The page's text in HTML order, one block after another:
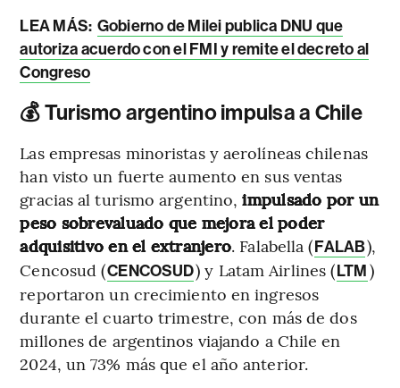
LEA MÁS: Gobierno de Milei publica DNU que
autoriza acuerdo con el FMI y remite el decreto al
Congreso
💰 Turismo argentino impulsa a Chile
Las empresas minoristas y aerolíneas chilenas
han visto un fuerte aumento en sus ventas
gracias al turismo argentino,impulsado por un
peso sobrevaluado que mejora el poder
adquisitivo en el extranjero. Falabella (FALAB),
Cencosud (CENCOSUD) y Latam Airlines (LTM)
reportaron un crecimiento en ingresos
durante el cuarto trimestre, con más de dos
millones de argentinos viajando a Chile en
2024, un 73% más que el año anterior.